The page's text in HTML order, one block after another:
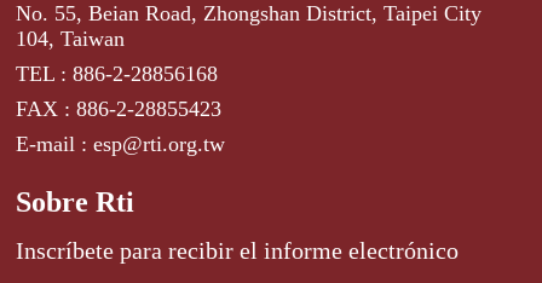
No. 55, Beian Road, Zhongshan District, Taipei City
104, Taiwan
TEL : 886-2-28856168
FAX : 886-2-28855423
E-mail : esp@rti.org.tw
Sobre Rti
Inscríbete para recibir el informe electrónico